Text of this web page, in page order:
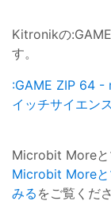
Kitronikの
す。
:GAME ZIP 64 -
イッチサイエンス
Microbit Moreと
Microbit Moreと
みる をご覧くださ